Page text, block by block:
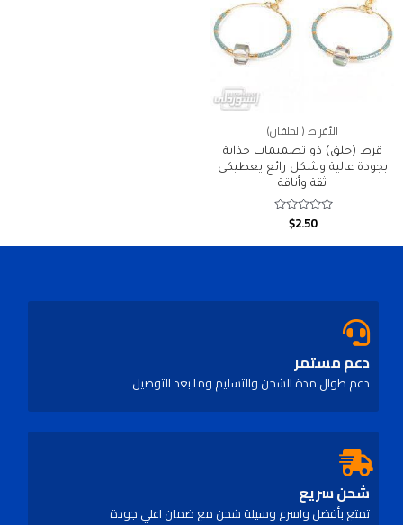
الأقراط (الحلقان)
قرط (حلق) ذو تصميمات جذابة
بجودة عالية وشكل رائع يعطيكي
ثقة وأناقة
Rated
$2.50
دعم مستمر
دعم طوال مدة الشحن والتسليم وما بعد التوصيل
شحن سريع
تمتع بأفضل واسرع وسيلة شحن مع ضمان اعلي جودة